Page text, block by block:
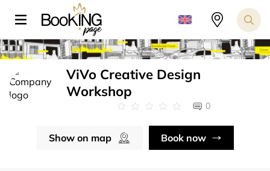
ViVo Creative Design
Workshop
0
Show on map Book now